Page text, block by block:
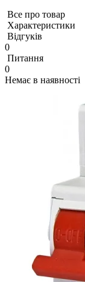
Все про товар
Характеристики
Відгуків
0
Питання
0
Немає в наявності